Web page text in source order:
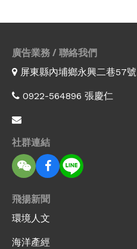
廣告業務 / 聯絡我們
屏東縣內埔鄉永興二巷57號
0922-564896 張慶仁
社群連結
飛揚新聞
環境人文
海洋產經